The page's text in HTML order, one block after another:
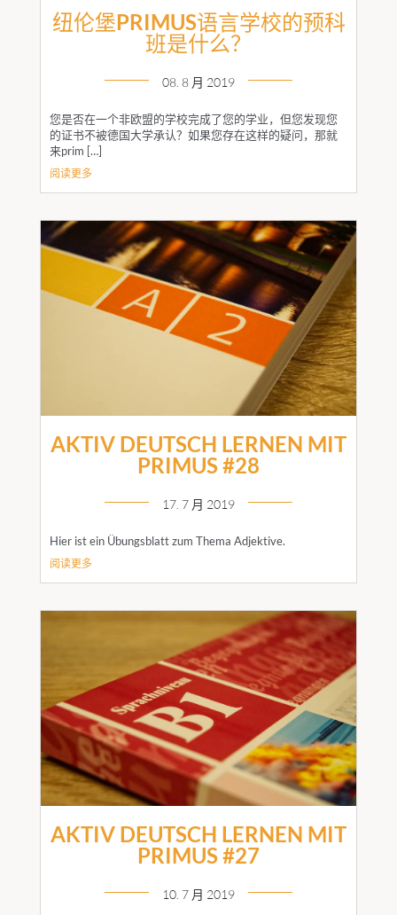
纽伦堡PRIMUS语言学校的预科
班是什么？
08. 8 月 2019
您是否在一个非欧盟的学校完成了您的学业，但您发现您
的证书不被德国大学承认？如果您存在这样的疑问，那就
来prim […]
阅读更多
AKTIV DEUTSCH LERNEN MIT
PRIMUS #28
17. 7 月 2019
Hier ist ein Übungsblatt zum Thema Adjektive.
阅读更多
AKTIV DEUTSCH LERNEN MIT
PRIMUS #27
10. 7 月 2019